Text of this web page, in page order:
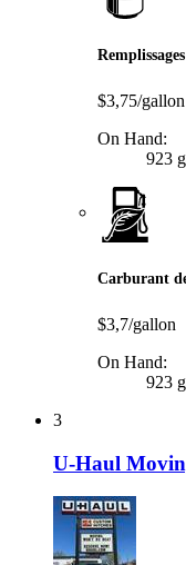
Remplissages
$3,75/gallon
On Hand:
923
Carburant
$3,7/gallon
On Hand:
923
3
U-Haul